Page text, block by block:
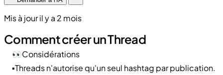
Mis à jour il y a 2 mois
Comment créer un Thread
👀Considérations
▪️Threads n'autorise qu'un seul hashtag par publication.